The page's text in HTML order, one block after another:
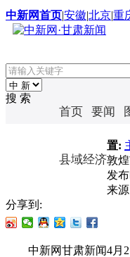
中新网首页|安徽|北京|重
搜 索
首页 要闻
县域经济
置:
敦
发布
来源
分享到:
中新网甘肃新闻4月2